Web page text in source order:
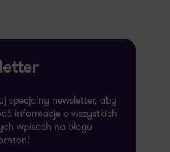
specjalny newsletter, aby
informacje o wszystkich
wpisach na blogu